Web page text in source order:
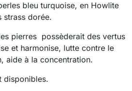
bleu turquoise, en Howlite
strass dorée.
pierres possèderait des vertus
et harmonise, lutte contre le
aide à la concentration.
disponibles.